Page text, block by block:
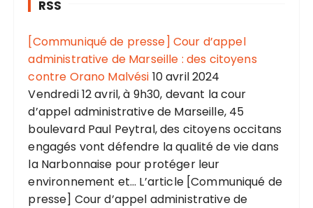
RSS
[Communiqué de presse] Cour d’appel
administrative de Marseille : des citoyens
contre Orano Malvési 10 avril 2024
Vendredi 12 avril, à 9h30, devant la cour
d’appel administrative de Marseille, 45
boulevard Paul Peytral, des citoyens occitans
engagés vont défendre la qualité de vie dans
la Narbonnaise pour protéger leur
environnement et... L’article [Communiqué de
presse] Cour d’appel administrative de